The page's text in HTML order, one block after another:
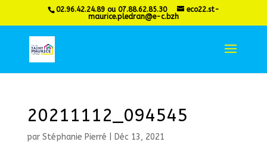
02.96.42.24.89 ou 07.88.62.85.30
eco22.st-
maurice.pledran@e-c.bzh
20211112_094545
par Stéphanie Pierré Déc 13, 2021